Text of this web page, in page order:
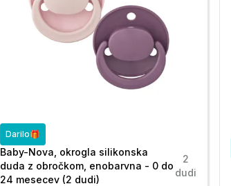
Darilo🎁
Baby-Nova, okrogla silikonska
duda z obročkom, enobarvna - 0 do
24 mesecev (2 dudi)
2
dudi